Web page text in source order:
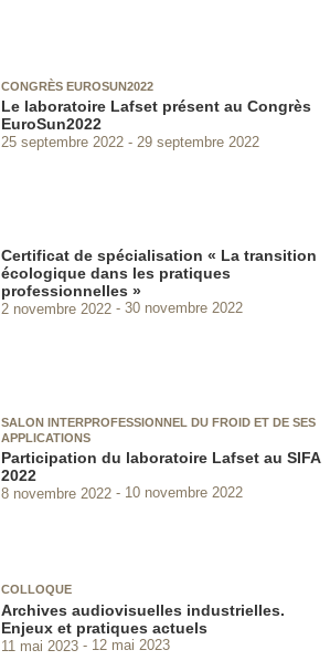
CONGRÈS EUROSUN2022
Le laboratoire Lafset présent au Congrès
EuroSun2022
25 septembre 2022 29 septembre 2022
Certificat de spécialisation « La transition
écologique dans les pratiques
professionnelles »
2 novembre 2022 30 novembre 2022
SALON INTERPROFESSIONNEL DU FROID ET DE SES
APPLICATIONS
Participation du laboratoire Lafset au SIFA
2022
8 novembre 2022 10 novembre 2022
COLLOQUE
Archives audiovisuelles industrielles.
Enjeux et pratiques actuels
11 mai 2023 12 mai 2023